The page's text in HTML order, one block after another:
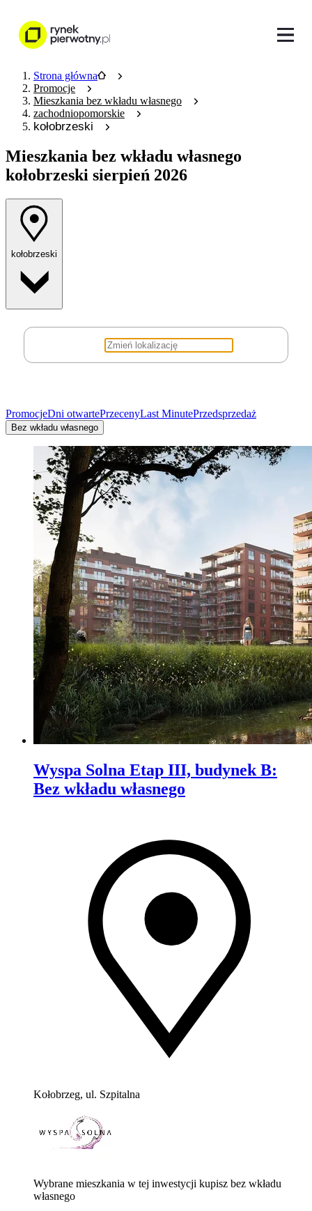
Strona główna
Promocje
Mieszkania bez wkładu własnego
zachodniopomorskie
kołobrzeski
Mieszkania bez wkładu własnego
kołobrzeski sierpień 2026
kołobrzeski
PromocjeDni otwartePrzecenyLast MinutePrzedsprzedaż
Bez wkładu własnego
Wyspa Solna Etap III, budynek B:
Bez wkładu własnego
Kołobrzeg, ul. Szpitalna
Wybrane mieszkania w tej inwestycji kupisz bez wkładu
własnego